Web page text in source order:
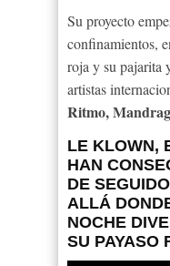
Su proyecto
confinamientos,
roja y su pajarita
artistas
Ritmo,
LE KLOWN,
HAN
DE
ALLÁ
NOCHE
SU PAYASO